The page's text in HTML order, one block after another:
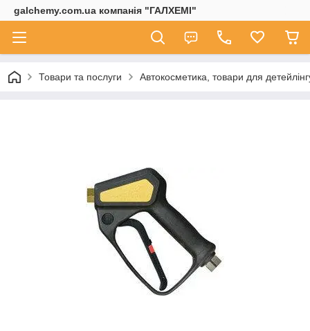
galchemy.com.ua компанія "ГАЛХЕМІ"
Товари та послуги Автокосметика, товари для